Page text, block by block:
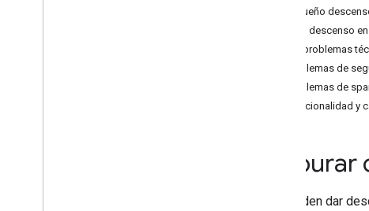
Pequeño
Gran descenso
Por problemas
Problemas de
Problemas de
Estacionalidad y
Se pueden dar